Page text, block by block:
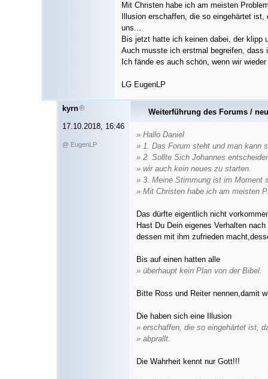
Mit Christen habe ich am meisten
Illusion erschaffen, die so eingehärtet
uns...
Bis jetzt hatte ich keinen dabei, der klipp
Auch musste ich erstmal begreifen, dass
Ich fände es auch schön, wenn wir
LG EugenLP
kyrn
17.10.2018, 16:46
@ EugenLP
Weiterführung des Forums /
» Hallo Daniel
» 1. Das Forum steht und man kann
» 2. Sollte Sich Johannes
» wir auch kein neues zu starten.
» 3. Meine Stimmung ist im Moment
» Mit Christen habe ich am meisten
Das dürfte eigentlich nicht
Hast Du Dein eigenes Verhalten
dessen mit ihm zufrieden
Bis auf einen hatten alle
» überhaupt kein Plan von der Bibel.
Bitte Ross und Reiter nennen,damit
Die haben sich eine Illusion
» erschaffen, die so eingehärtet ist,
» abprallt.
Die Wahrheit kennt nur Gott!!!